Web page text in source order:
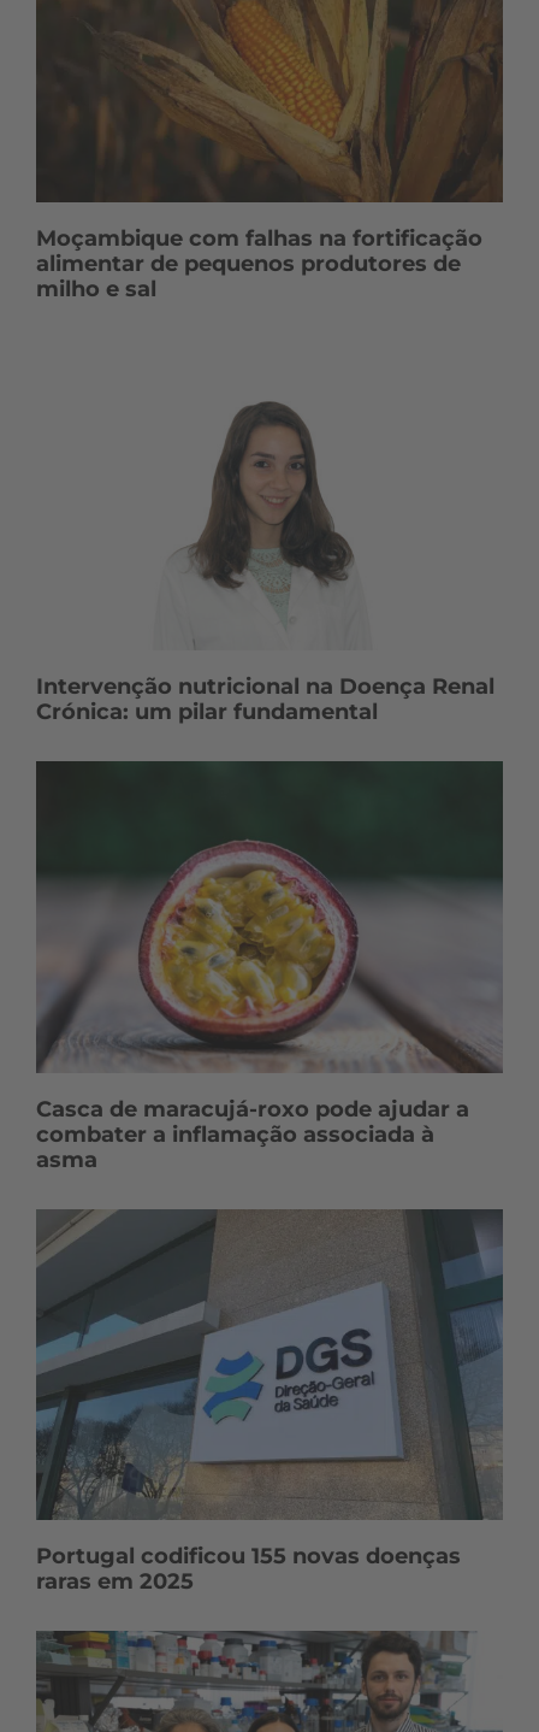
Moçambique com falhas na fortificação
alimentar de pequenos produtores de
milho e sal
Intervenção nutricional na Doença Renal
Crónica: um pilar fundamental
Casca de maracujá-roxo pode ajudar a
combater a inflamação associada à
asma
Portugal codificou 155 novas doenças
raras em 2025